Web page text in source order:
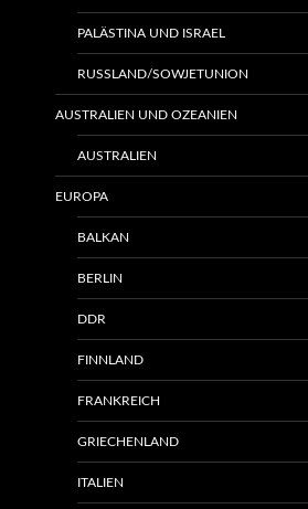
PALÄSTINA UND ISRAEL
RUSSLAND/SOWJETUNION
AUSTRALIEN UND OZEANIEN
AUSTRALIEN
EUROPA
BALKAN
BERLIN
DDR
FINNLAND
FRANKREICH
GRIECHENLAND
ITALIEN